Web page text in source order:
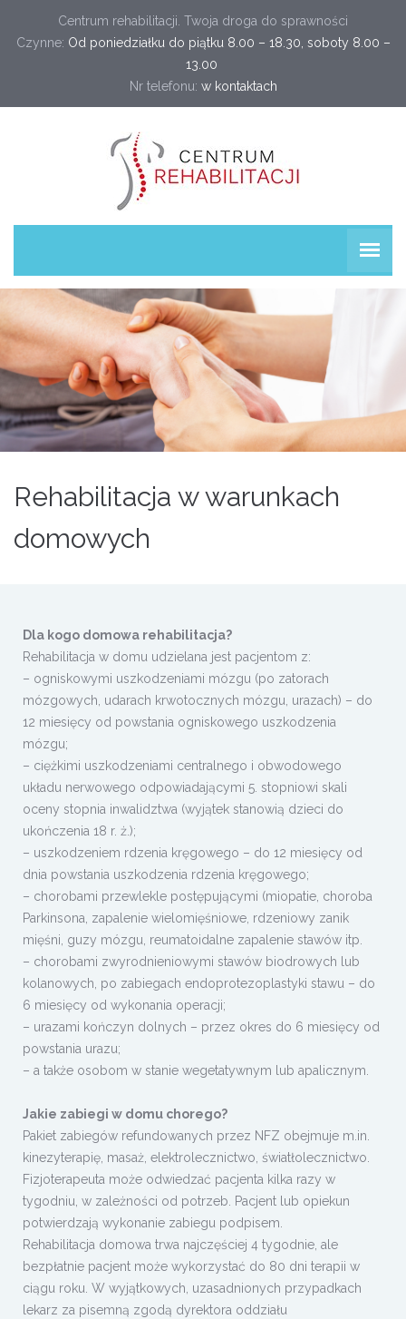
Centrum rehabilitacji. Twoja droga do sprawności
Czynne: Od poniedziałku do piątku 8.00 – 18.30, soboty 8.00 –
13.00
Nr telefonu: w kontaktach
Rehabilitacja w warunkach
domowych
Dla kogo domowa rehabilitacja?
Rehabilitacja w domu udzielana jest pacjentom z:
– ogniskowymi uszkodzeniami mózgu (po zatorach
mózgowych, udarach krwotocznych mózgu, urazach) – do
12 miesięcy od powstania ogniskowego uszkodzenia
mózgu;
– ciężkimi uszkodzeniami centralnego i obwodowego
układu nerwowego odpowiadającymi 5. stopniowi skali
oceny stopnia inwalidztwa (wyjątek stanowią dzieci do
ukończenia 18 r. ż.);
– uszkodzeniem rdzenia kręgowego – do 12 miesięcy od
dnia powstania uszkodzenia rdzenia kręgowego;
– chorobami przewlekle postępującymi (miopatie, choroba
Parkinsona, zapalenie wielomięśniowe, rdzeniowy zanik
mięśni, guzy mózgu, reumatoidalne zapalenie stawów itp.
– chorobami zwyrodnieniowymi stawów biodrowych lub
kolanowych, po zabiegach endoprotezoplastyki stawu – do
6 miesięcy od wykonania operacji;
– urazami kończyn dolnych – przez okres do 6 miesięcy od
powstania urazu;
– a także osobom w stanie wegetatywnym lub apalicznym.
Jakie zabiegi w domu chorego?
Pakiet zabiegów refundowanych przez NFZ obejmuje m.in.
kinezyterapię, masaż, elektrolecznictwo, światłolecznictwo.
Fizjoterapeuta może odwiedzać pacjenta kilka razy w
tygodniu, w zależności od potrzeb. Pacjent lub opiekun
potwierdzają wykonanie zabiegu podpisem.
Rehabilitacja domowa trwa najczęściej 4 tygodnie, ale
bezpłatnie pacjent może wykorzystać do 80 dni terapii w
ciągu roku. W wyjątkowych, uzasadnionych przypadkach
lekarz za pisemną zgodą dyrektora oddziału